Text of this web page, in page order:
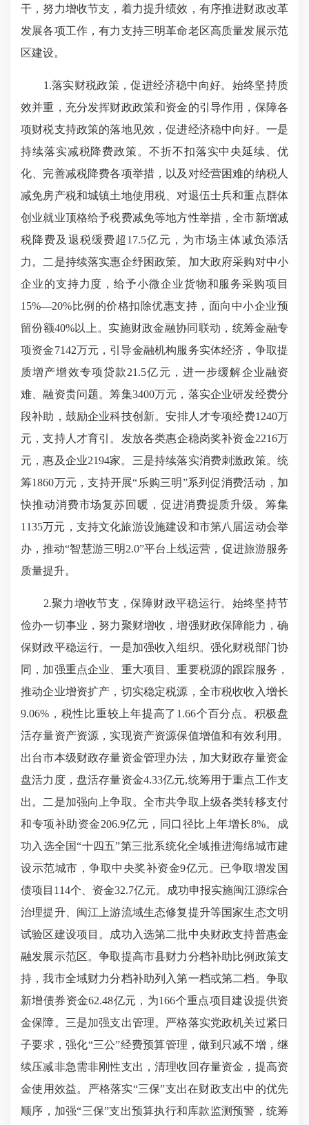
干，努力增收节支，着力提升绩效，有序推进财政改革
发展各项工作，有力支持三明革命老区高质量发展示范
区建设。
1.落实财税政策，促进经济稳中向好。始终坚持质
效并重，充分发挥财政政策和资金的引导作用，保障各
项财税支持政策的落地见效，促进经济稳中向好。一是
持续落实减税降费政策。不折不扣落实中央延续、优
化、完善减税降费各项举措，以及对经营困难的纳税人
减免房产税和城镇土地使用税、对退伍士兵和重点群体
创业就业顶格给予税费减免等地方性举措，全市新增减
税降费及退税缓费超17.5亿元，为市场主体减负添活
力。二是持续落实惠企纾困政策。加大政府采购对中小
企业的支持力度，给予小微企业货物和服务采购项目
15%—20%比例的价格扣除优惠支持，面向中小企业预
留份额40%以上。实施财政金融协同联动，统筹金融专
项资金7142万元，引导金融机构服务实体经济，争取提
质增产增效专项贷款21.5亿元，进一步缓解企业融资
难、融资贵问题。筹集3400万元，落实企业研发经费分
段补助，鼓励企业科技创新。安排人才专项经费1240万
元，支持人才育引。发放各类惠企稳岗奖补资金2216万
元，惠及企业2194家。三是持续落实消费刺激政策。统
筹1860万元，支持开展“乐购三明”系列促消费活动，加
快推动消费市场复苏回暖，促进消费提质升级。筹集
1135万元，支持文化旅游设施建设和市第八届运动会举
办，推动“智慧游三明2.0”平台上线运营，促进旅游服务
质量提升。
2.聚力增收节支，保障财政平稳运行。始终坚持节
俭办一切事业，努力聚财增收，增强财政保障能力，确
保财政平稳运行。一是加强收入组织。强化财税部门协
同，加强重点企业、重大项目、重要税源的跟踪服务，
推动企业增资扩产，切实稳定税源，全市税收收入增长
9.06%，税性比重较上年提高了1.66个百分点。积极盘
活存量资产资源，实现资产资源保值增值和有效利用。
出台市本级财政存量资金管理办法，加大财政存量资金
盘活力度，盘活存量资金4.33亿元,统筹用于重点工作支
出。二是加强向上争取。全市共争取上级各类转移支付
和专项补助资金206.9亿元，同口径比上年增长8%。成
功入选全国“十四五”第三批系统化全域推进海绵城市建
设示范城市，争取中央奖补资金9亿元。已争取增发国
债项目114个、资金32.7亿元。成功申报实施闽江源综合
治理提升、闽江上游流域生态修复提升等国家生态文明
试验区建设项目。成功入选第二批中央财政支持普惠金
融发展示范区。争取提高市县财力分档补助比例政策支
持，我市全域财力分档补助列入第一档或第二档。争取
新增债券资金62.48亿元，为166个重点项目建设提供资
金保障。三是加强支出管理。严格落实党政机关过紧日
子要求，强化“三公”经费预算管理，做到只减不增，继
续压减非急需非刚性支出，清理收回存量资金，提高资
金使用效益。严格落实“三保”支出在财政支出中的优先
顺序，加强“三保”支出预算执行和库款监测预警，统筹